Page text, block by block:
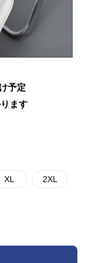
予定
ます
XL 2XL